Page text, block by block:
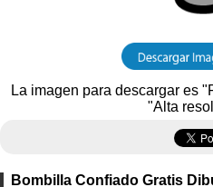
La imagen para descargar es
"Alta
Bombilla Confiado Gratis